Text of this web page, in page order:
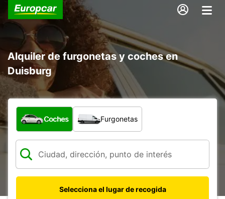
Alquiler de furgonetas y coches en
Duisburg
¿Qué tipo de vehículo?
Coches Furgonetas
Selecciona el lugar de recogida